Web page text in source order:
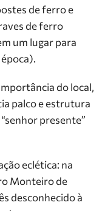
de ferro e
de ferro
um lugar para
do local,
palco e estrutura
presente”
eclética: na
Monteiro de
desconhecido à